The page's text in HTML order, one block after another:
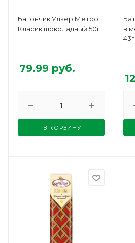
Батончик Улкер Метро
Класик шоколадный 50г
79.99 руб.
В КОРЗИНУ
в
43г